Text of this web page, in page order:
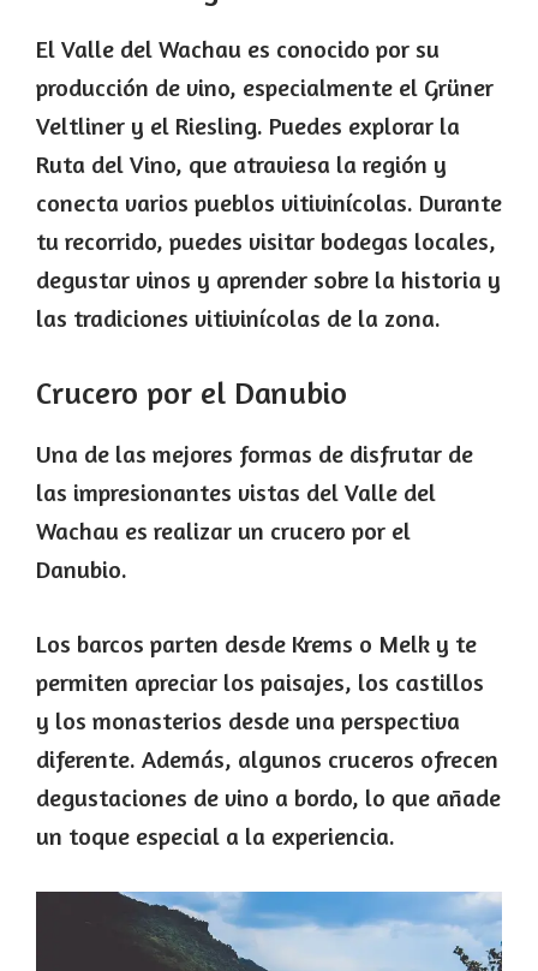
El Valle del Wachau es conocido por su
producción de vino, especialmente el Grüner
Veltliner y el Riesling. Puedes explorar la
Ruta del Vino, que atraviesa la región y
conecta varios pueblos vitivinícolas. Durante
tu recorrido, puedes visitar bodegas locales,
degustar vinos y aprender sobre la historia y
las tradiciones vitivinícolas de la zona.
Crucero por el Danubio
Una de las mejores formas de disfrutar de
las impresionantes vistas del Valle del
Wachau es realizar un crucero por el
Danubio.
Los barcos parten desde Krems o Melk y te
permiten apreciar los paisajes, los castillos
y los monasterios desde una perspectiva
diferente. Además, algunos cruceros ofrecen
degustaciones de vino a bordo, lo que añade
un toque especial a la experiencia.